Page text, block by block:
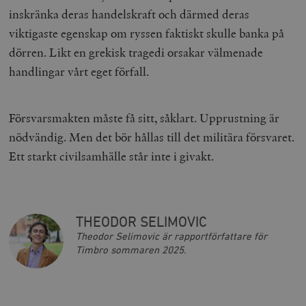
inskränka deras handelskraft och därmed deras
viktigaste egenskap om ryssen faktiskt skulle banka på
dörren. Likt en grekisk tragedi orsakar välmenade
handlingar vårt eget förfall.
Försvarsmakten måste få sitt, såklart. Upprustning är
nödvändig. Men det bör hållas till det militära försvaret.
Ett starkt civilsamhälle står inte i givakt.
THEODOR SELIMOVIC
Theodor Selimovic är rapportförfattare för
Timbro sommaren 2025.
_hjFirstSeen
Hotjar Ltd
wp_woocommerce_session_[abcdef0123456789]